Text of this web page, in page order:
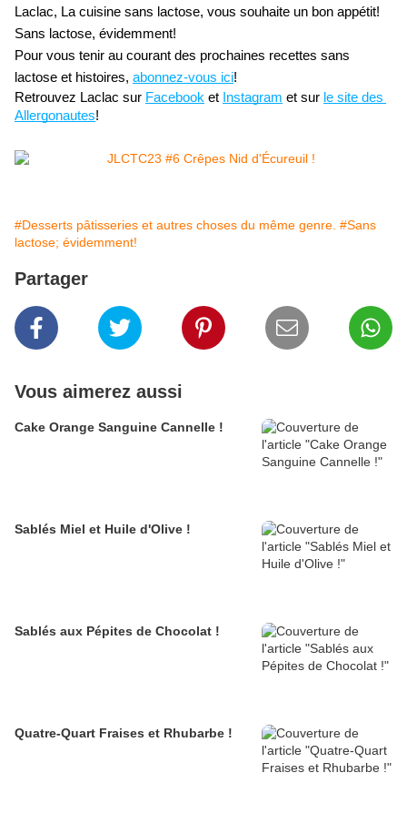
Laclac, La cuisine sans lactose, vous souhaite un bon appétit!
Sans lactose, évidemment!
Pour vous tenir au courant des prochaines recettes sans
lactose et histoires, abonnez-vous ici!
Retrouvez Laclac sur Facebook et Instagram et sur le site des
Allergonautes!
#Desserts pâtisseries et autres choses du même genre. #Sans
lactose; évidemment!
Partager
Vous aimerez aussi
Cake Orange Sanguine Cannelle !
Sablés Miel et Huile d'Olive !
Sablés aux Pépites de Chocolat !
Quatre-Quart Fraises et Rhubarbe !